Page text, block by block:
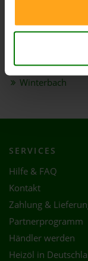
Weissach im Tal
Winnenden
Winterbach
SERVICES
Hilfe & FAQ
Kontakt
Zahlung &
Partnerprogramm
Händler werden
Heizöl in